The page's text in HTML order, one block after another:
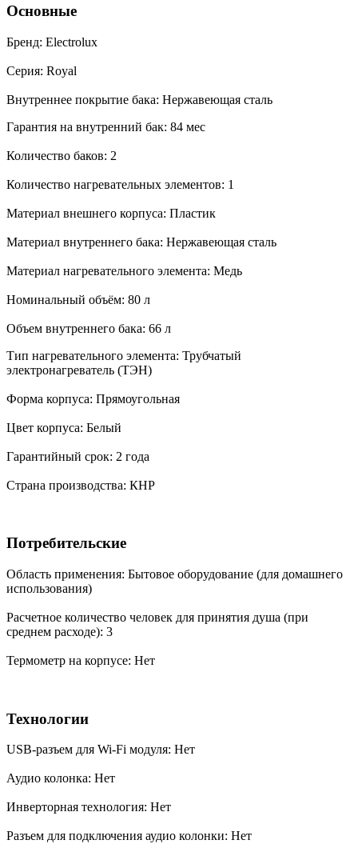
Основные
Бренд: Electrolux
Серия: Royal
Внутреннее покрытие бака: Нержавеющая сталь
Гарантия на внутренний бак: 84 мес
Количество баков: 2
Количество нагревательных элементов: 1
Материал внешнего корпуса: Пластик
Материал внутреннего бака: Нержавеющая сталь
Материал нагревательного элемента: Медь
Номинальный объём: 80 л
Объем внутреннего бака: 66 л
Тип нагревательного элемента: Трубчатый
электронагреватель (ТЭН)
Форма корпуса: Прямоугольная
Цвет корпуса: Белый
Гарантийный срок: 2 года
Страна производства: КНР
Потребительские
Область применения: Бытовое оборудование (для домашнего
использования)
Расчетное количество человек для принятия душа (при
среднем расходе): 3
Термометр на корпусе: Нет
Технологии
USB-разъем для Wi-Fi модуля: Нет
Аудио колонка: Нет
Инверторная технология: Нет
Разъем для подключения аудио колонки: Нет